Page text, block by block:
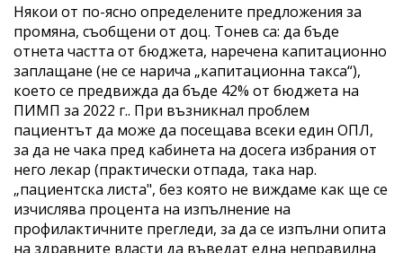
Някои от по-ясно определените предложения за
промяна, съобщени от доц. Тонев са: да бъде
отнета частта от бюджета, наречена капитационно
заплащане (не се нарича „капитационна такса“),
което се предвижда да бъде 42% от бюджета на
ПИМП за 2022 г.. При възникнал проблем
пациентът да може да посещава всеки един ОПЛ,
за да не чака пред кабинета на досега избрания от
него лекар (практически отпада, така нар.
„пациентска листа", без която не виждаме как ще се
изчислява процента на изпълнение на
профилактичните прегледи, за да се изпълни опита
на здравните власти да въведат една неправилна